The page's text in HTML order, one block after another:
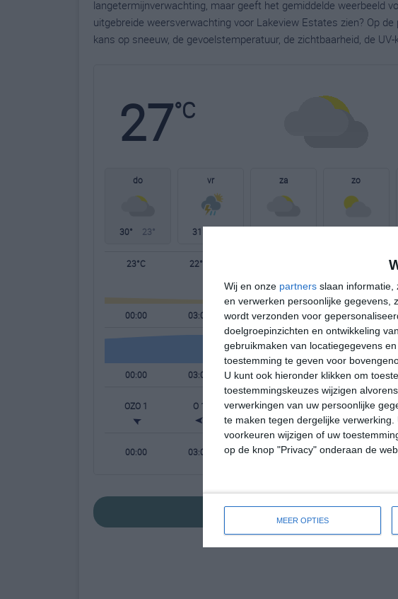
Wij en onze partners slaan informatie,
en verwerken persoonlijke gegevens,
wordt verzonden voor
doelgroepinzichten en ontwikkeling
gebruikmaken van locatiegegevens
toestemming te geven voor
U kunt ook hieronder klikken om
toestemmingskeuzes wijzigen
verwerkingen van uw persoonlijke
te maken tegen dergelijke
voorkeuren wijzigen of uw
op de knop "Privacy" onderaan de
MEER OPTIES
langetermijnverwachting, maar geeft het gemiddelde weerbeeld
uitgebreide weersverwachting voor Lakeview Estates zien? Op
kans op sneeuw, de gevoelstemperatuur, de zichtbaarheid, de
27°C
do
30° 23°
vr
31°
za zo
23°C 22°C 28°C
00:00 03:00 06:00 09:00 12:00
00:00 03:00 06:00 09:00 12:00
OZO 1 O 1 ONO 1 O 1 ZZO
00:00 03:00 06:00 09:00 12:00
bekijk de uitgebreide weersverwachting